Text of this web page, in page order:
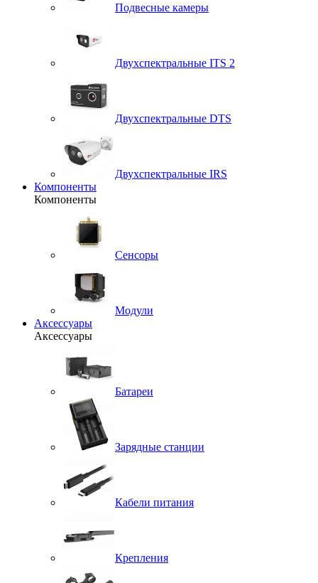
Подвесные камеры
Двухспектральные ITS 2
Двухспектральные DTS
Двухспектральные IRS
Компоненты
Компоненты
Сенсоры
Модули
Аксессуары
Аксессуары
Батареи
Зарядные станции
Кабели питания
Крепления